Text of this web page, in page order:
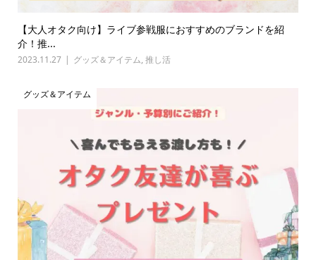
【大人オタク向け】ライブ参戦服におすすめのブランドを紹
介！推...
2023.11.27 グッズ＆アイテム, 推し活
グッズ＆アイテム